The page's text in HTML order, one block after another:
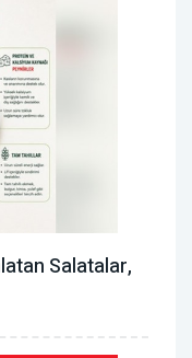
Salatalar,